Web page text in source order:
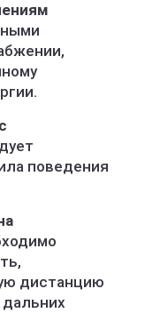
поведения
дистанцию